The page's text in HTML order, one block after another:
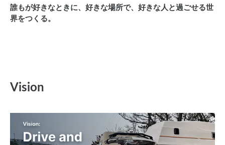
誰もが好きなときに、好きな場所で、好きな人と過ごせる世
界をつくる。
Vision